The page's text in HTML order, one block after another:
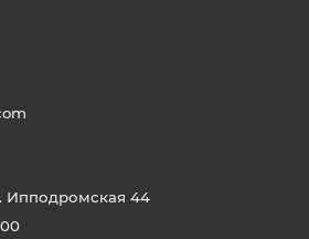
Ипподромская 44